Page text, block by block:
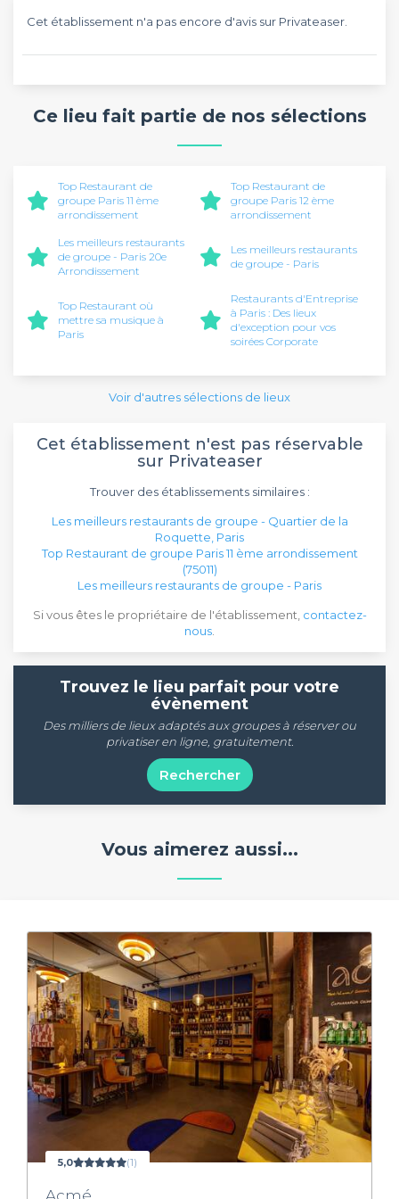
Cet établissement n'a pas encore d'avis sur Privateaser.
Ce lieu fait partie de nos sélections
Top Restaurant de
groupe Paris 11 ème
arrondissement
Top Restaurant de
groupe Paris 12 ème
arrondissement
Les meilleurs restaurants
de groupe - Paris 20e
Arrondissement
Les meilleurs restaurants
de groupe - Paris
Top Restaurant où
mettre sa musique à
Paris
Restaurants d'Entreprise
à Paris : Des lieux
d'exception pour vos
soirées Corporate
Voir d'autres sélections de lieux
Cet établissement n'est pas réservable
sur Privateaser
Trouver des établissements similaires :
Les meilleurs restaurants de groupe - Quartier de la
Roquette, Paris
Top Restaurant de groupe Paris 11 ème arrondissement
(75011)
Les meilleurs restaurants de groupe - Paris
Si vous êtes le propriétaire de l'établissement, contactez-
nous
Trouvez le lieu parfait pour votre
évènement
Des milliers de lieux adaptés aux groupes à réserver ou
privatiser en ligne, gratuitement.
Rechercher
Vous aimerez aussi...
5,0 (1)